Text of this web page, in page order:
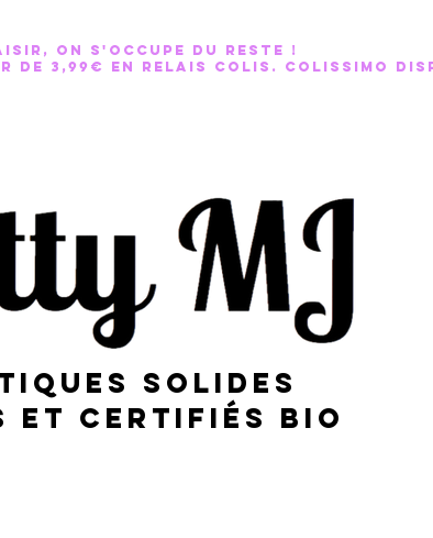
on s'occupe du reste !
DE 3,99€ EN RELAIS COLis. Colissimo
solides
et certifiés bio